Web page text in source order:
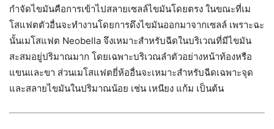
กำจัดไขมันคือการเข้าไปสลายเซลล์ไขมันโดยตรง ในขณะที่เม
โสแฟตตัวอื่นจะทำงานโดยการดึงไขมันออกมาจากเซลล์ เพราะฉะ
นั้นเมโสแฟต Neobella จึงเหมาะสำหรับฉีดในบริเวณที่มีไขมัน
สะสมอยู่ปริมาณมาก โดยเฉพาะบริเวณลำตัวอย่างหน้าท้องหรือ
แขนและขา ส่วนเมโสแฟตยี่ห้ออื่นจะเหมาะสำหรับฉีดเฉพาะจุด
และสลายไขมันในปริมาณน้อย เช่น เหนียง แก้ม เป็นต้น